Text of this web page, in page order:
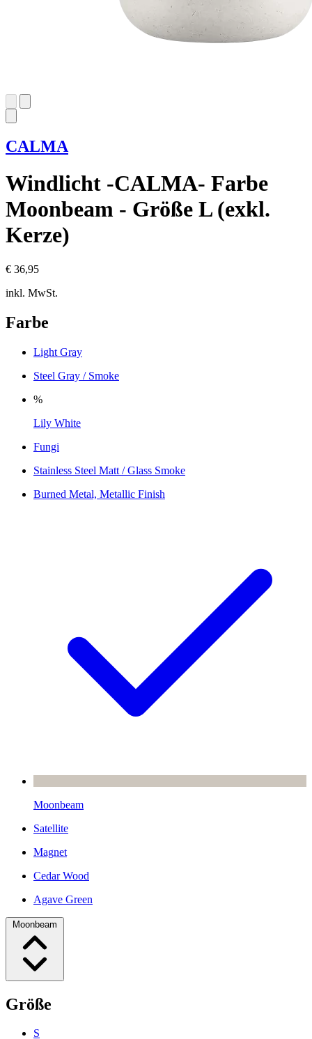
CALMA
Windlicht -CALMA- Farbe
Moonbeam - Größe L (exkl.
Kerze)
€ 36,95
inkl. MwSt.
Farbe
Light Gray
Steel Gray / Smoke
%
Lily White
Fungi
Stainless Steel Matt / Glass Smoke
Burned Metal, Metallic Finish
Moonbeam
Satellite
Magnet
Cedar Wood
Agave Green
Moonbeam
Größe
S